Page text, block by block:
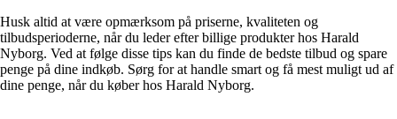
Husk altid at være opmærksom på priserne, kvaliteten og
tilbudsperioderne, når du leder efter billige produkter hos Harald
Nyborg. Ved at følge disse tips kan du finde de bedste tilbud og spare
penge på dine indkøb. Sørg for at handle smart og få mest muligt ud af
dine penge, når du køber hos Harald Nyborg.